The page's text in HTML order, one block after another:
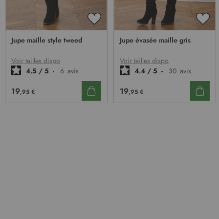
AJOUTER
D’ENVIE
Jupe maille style tweed
Voir tailles dispo
4.5 / 5 - 6 avis
19,95 €
Jupe évasée maille gris
Voir tailles dispo
4.4 / 5 - 30 avis
19,95 €